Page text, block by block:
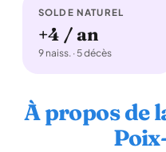
SOLDE NATUREL
+4 / an
9 naiss. · 5 décès
À propos de